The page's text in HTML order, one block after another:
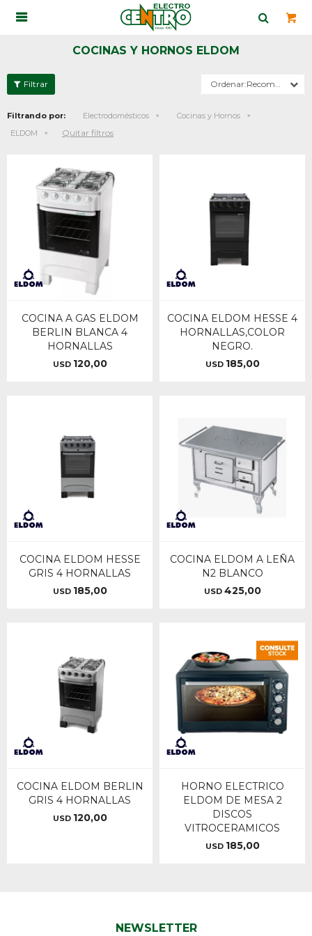

COCINAS Y HORNOS ELDOM
Recomendados
Filtrando por: Electrodomésticos
Cocinas y Hornos
ELDOM
Quitar filtros
COCINA A GAS ELDOM
BERLIN BLANCA 4
HORNALLAS
USD 120,00
COCINA ELDOM HESSE 4
HORNALLAS,COLOR
NEGRO.
USD 185,00
COCINA ELDOM HESSE
GRIS 4 HORNALLAS
USD 185,00
COCINA ELDOM A LEÑA
N2 BLANCO
USD 425,00
COCINA ELDOM BERLIN
GRIS 4 HORNALLAS
USD 120,00
HORNO ELECTRICO
ELDOM DE MESA 2
DISCOS
VITROCERAMICOS
USD 185,00
NEWSLETTER